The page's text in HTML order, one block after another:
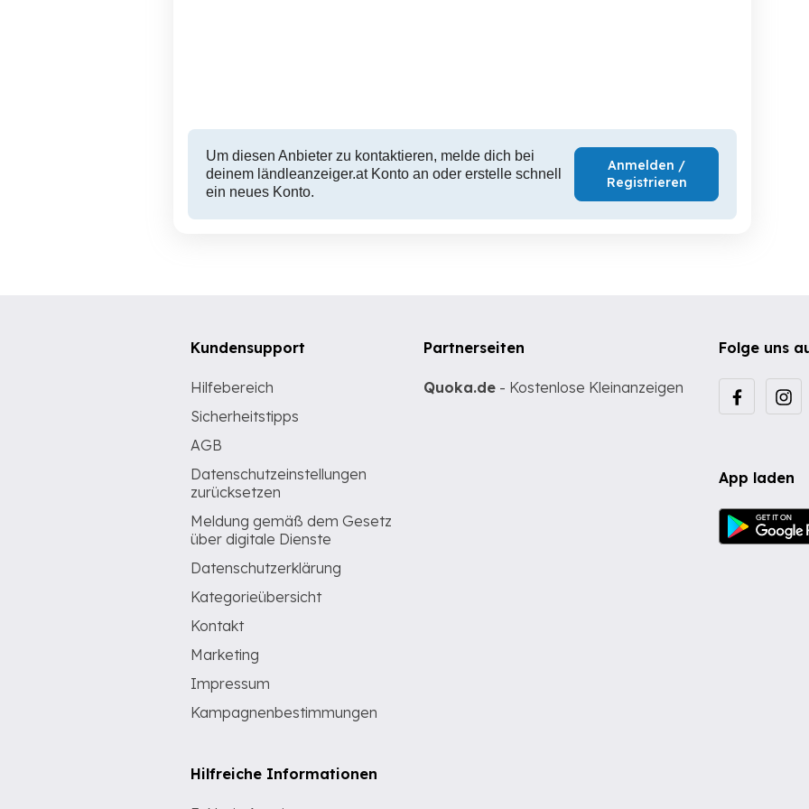
Um diesen Anbieter zu kontaktieren, melde dich bei
deinem ländleanzeiger.at Konto an oder erstelle schnell
ein neues Konto.
Anmelden /
Registrieren
Folge uns
App laden
Kundensupport
Hilfebereich
Sicherheitstipps
AGB
Datenschutzeinstellungen
zurücksetzen
Meldung gemäß dem Gesetz
über digitale Dienste
Datenschutzerklärung
Kategorieübersicht
Kontakt
Marketing
Impressum
Kampagnenbestimmungen
Hilfreiche Informationen
Partnerseiten
Quoka.de - Kostenlose Kleinanzeigen